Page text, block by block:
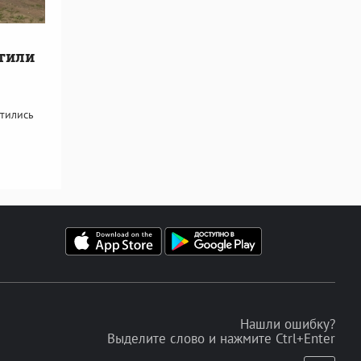
Нашли ошибку?
Выделите слово и нажмите Ctrl+Enter